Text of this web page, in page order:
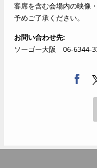
客席を含む会場内の映像
予めご了承ください。
お問い合わせ先
ソーゴー大阪 06-6344-